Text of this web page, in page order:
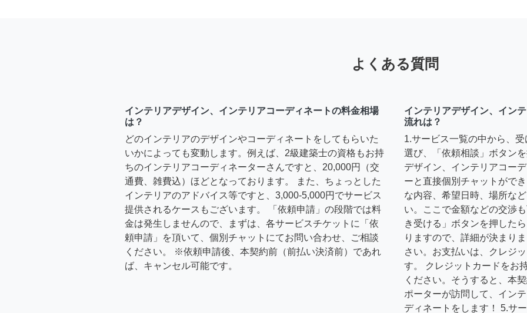
よくある質問
インテリアデザイン、インテリアコーディネートの料金相場
は？
どのインテリアのデザインやコーディネートをしてもらいた
いかによっても変動します。例えば、2級建築士の資格もお持
ちのインテリアコーディネーターさんですと、20,000円（交
通費、雑費込）ほどとなっております。 また、ちょっとした
インテリアのアドバイス等ですと、3,000-5,000円でサービス
提供されるケースもございます。 「依頼申請」の段階では料
金は発生しませんので、まずは、各サービスチケットに「依
頼申請」を頂いて、個別チャットにてお問い合わせ、ご相談
ください。 ※依頼申請後、本契約前（前払い決済前）であれ
ば、キャンセル可能です。
インテリアデザイン、イン
流れは？
1.サービス一覧の中から、
選び、「依頼相談」ボタン
デザイン、インテリアコー
ーと直接個別チャットがで
な内容、希望日時、場所な
い。ここで金額などの交渉
き受ける」ボタンを押した
りますので、詳細が決まり
さい。お支払いは、クレジ
す。 クレジットカードをお
ください。そうすると、本
ポーターが訪問して、イン
ディネートをします！ 5.サ